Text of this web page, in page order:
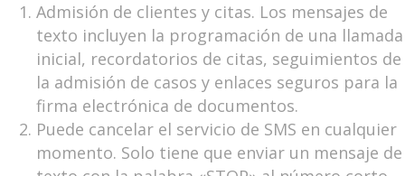
Admisión de clientes y citas. Los mensajes de
texto incluyen la programación de una llamada
inicial, recordatorios de citas, seguimientos de
la admisión de casos y enlaces seguros para la
firma electrónica de documentos.
Puede cancelar el servicio de SMS en cualquier
momento. Solo tiene que enviar un mensaje de